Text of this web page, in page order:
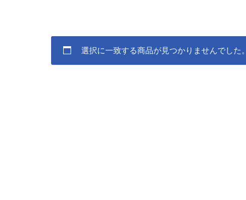
選択に一致する商品が見つかりませんでした。